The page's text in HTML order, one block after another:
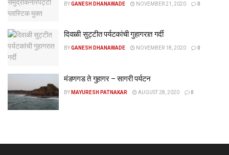
BYGANESH DHANAWADE NOVEMBER 21, 2020 0
दिवाळी सुट्टीत पर्यटकांची गुहागरात गर्दी
BYGANESH DHANAWADE NOVEMBER 18, 2020 0
मंडणगड ते गुहागर – सागरी पर्यटन
BY MAYURESH PATNAKAR AUGUST 28, 2020 0